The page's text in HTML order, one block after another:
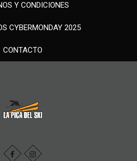
Y CONDICIONES
CYBERMONDAY 2025
CONTACTO